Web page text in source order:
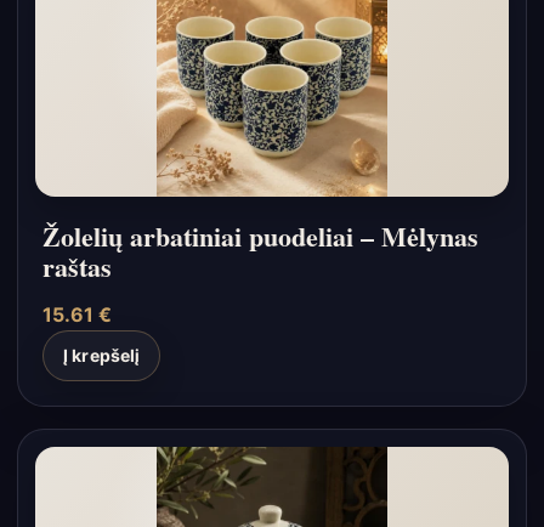
Žolelių arbatiniai puodeliai – Mėlynas
raštas
15.61 €
Į krepšelį